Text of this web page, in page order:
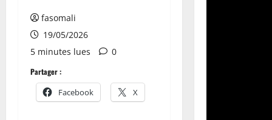
fasomali
19/05/2026
5 minutes lues
0
Partager :
Facebook X